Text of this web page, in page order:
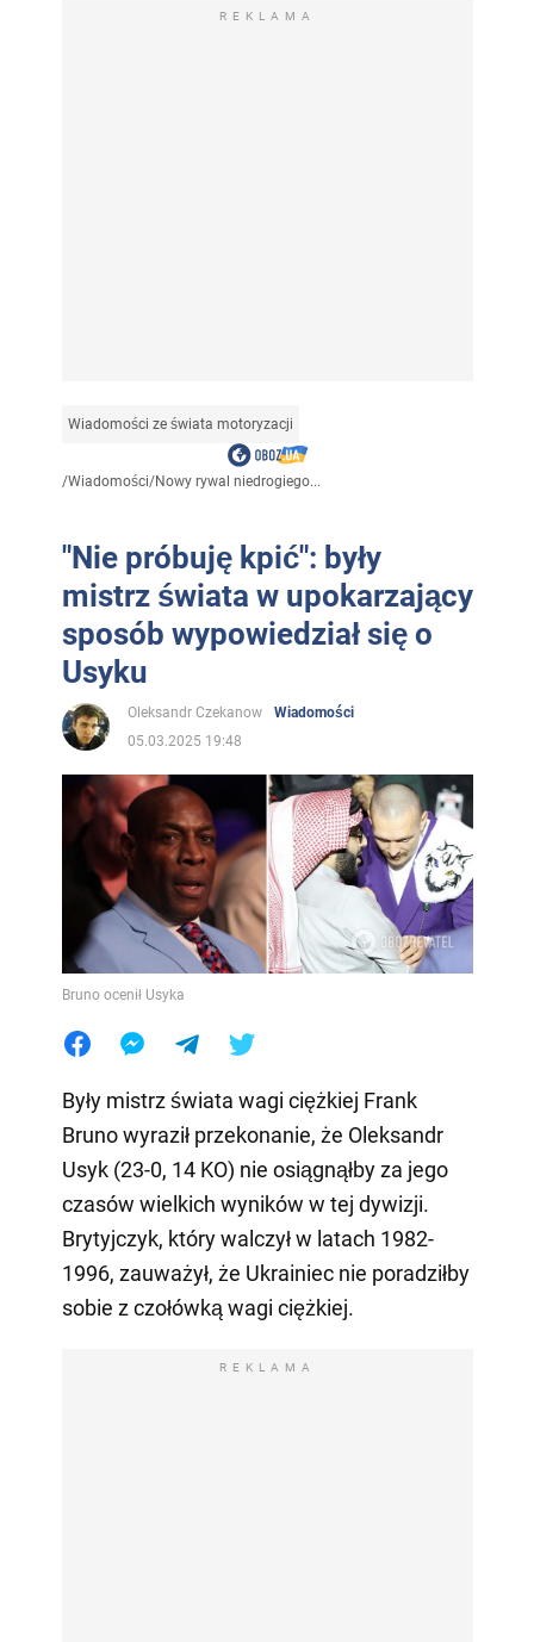
REKLAMA
Wiadomości ze świata motoryzacji
/Wiadomości/Nowy rywal niedrogiego...
"Nie próbuję kpić": były
mistrz świata w upokarzający
sposób wypowiedział się o
Usyku
Oleksandr Czekanow
Wiadomości
05.03.2025 19:48
Bruno ocenił Usyka
Były mistrz świata wagi ciężkiej Frank
Bruno wyraził przekonanie, że Oleksandr
Usyk (23-0, 14 KO) nie osiągnąłby za jego
czasów wielkich wyników w tej dywizji.
Brytyjczyk, który walczył w latach 1982-
1996, zauważył, że Ukrainiec nie poradziłby
sobie z czołówką wagi ciężkiej.
REKLAMA